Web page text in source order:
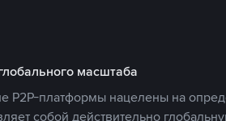
масштаба
P2P-платформы нацелены на
собой действительно